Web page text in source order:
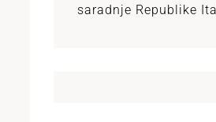
saradnje Republike